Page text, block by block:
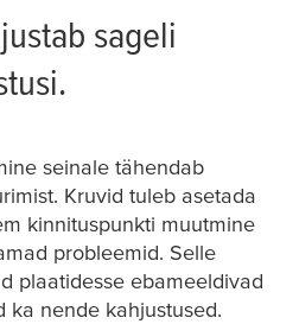
sageli
seinale tähendab
Kruvid tuleb asetada
kinnituspunkti muutmine
probleemid. Selle
plaatidesse ebameeldivad
ka nende kahjustused.